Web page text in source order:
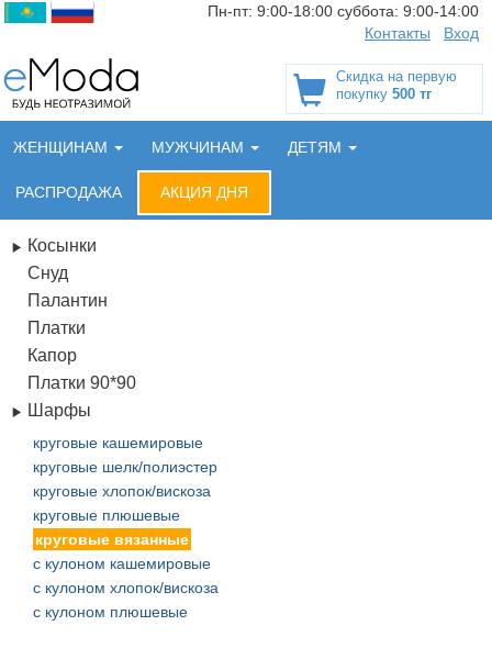
Пн-пт: 9:00-18:00 суббота: 9:00-14:00
Контакты
Вход
Скидка на первую
покупку 500 тг
ЖЕНЩИНАМ МУЖЧИНАМ ДЕТЯМ
РАСПРОДАЖА АКЦИЯ ДНЯ
Косынки
Снуд
Палантин
Платки
Капор
Платки 90*90
Шарфы
круговые кашемировые
круговые шелк/полиэстер
круговые хлопок/вискоза
круговые плюшевые
круговые вязанные
с кулоном кашемировые
с кулоном хлопок/вискоза
с кулоном плюшевые